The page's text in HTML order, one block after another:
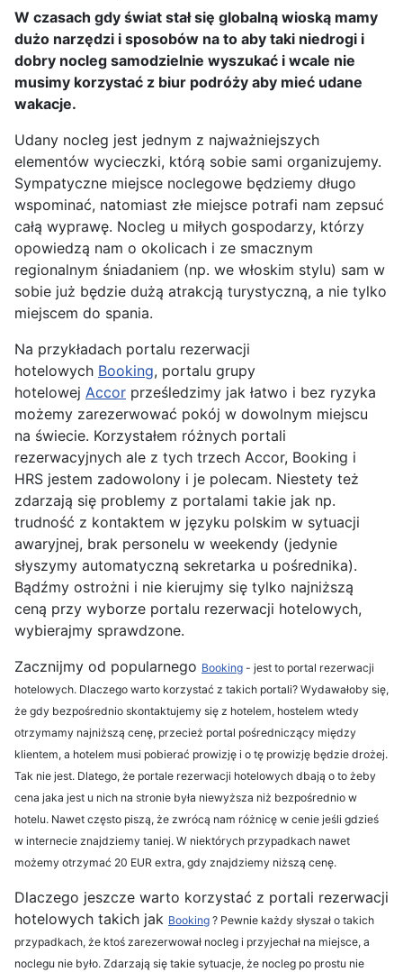
W czasach gdy świat stał się globalną wioską mamy
dużo narzędzi i sposobów na to aby taki niedrogi i
dobry nocleg samodzielnie wyszukać i wcale nie
musimy korzystać z biur podróży aby mieć udane
wakacje.
Udany nocleg jest jednym z najważniejszych
elementów wycieczki, którą sobie sami organizujemy.
Sympatyczne miejsce noclegowe będziemy długo
wspominać, natomiast złe miejsce potrafi nam zepsuć
całą wyprawę. Nocleg u miłych gospodarzy, którzy
opowiedzą nam o okolicach i ze smacznym
regionalnym śniadaniem (np. we włoskim stylu) sam w
sobie już będzie dużą atrakcją turystyczną, a nie tylko
miejscem do spania.
Na przykładach portalu rezerwacji
hotelowych Booking, portalu grupy
hotelowej Accor prześledzimy jak łatwo i bez ryzyka
możemy zarezerwować pokój w dowolnym miejscu
na świecie. Korzystałem różnych portali
rezerwacyjnych ale z tych trzech Accor, Booking i
HRS jestem zadowolony i je polecam. Niestety też
zdarzają się problemy z portalami takie jak np.
trudność z kontaktem w języku polskim w sytuacji
awaryjnej, brak personelu w weekendy (jedynie
słyszymy automatyczną sekretarka u pośrednika).
Bądźmy ostrożni i nie kierujmy się tylko najniższą
ceną przy wyborze portalu rezerwacji hotelowych,
wybierajmy sprawdzone.
Zacznijmy od popularnego Booking - jest to portal rezerwacji
hotelowych. Dlaczego warto korzystać z takich portali? Wydawałoby się,
że gdy bezpośrednio skontaktujemy się z hotelem, hostelem wtedy
otrzymamy najniższą cenę, przecież portal pośredniczący między
klientem, a hotelem musi pobierać prowizję i o tę prowizję będzie drożej.
Tak nie jest. Dlatego, że portale rezerwacji hotelowych dbają o to żeby
cena jaka jest u nich na stronie była niewyższa niż bezpośrednio w
hotelu. Nawet często piszą, że zwrócą nam różnicę w cenie jeśli gdzieś
w internecie znajdziemy taniej. W niektórych przypadkach nawet
możemy otrzymać 20 EUR extra, gdy znajdziemy niższą cenę.
Dlaczego jeszcze warto korzystać z portali rezerwacji
hotelowych takich jak Booking ? Pewnie każdy słyszał o takich
przypadkach, że ktoś zarezerwował nocleg i przyjechał na miejsce, a
noclegu nie było. Zdarzają się takie sytuacje, że nocleg po prostu nie